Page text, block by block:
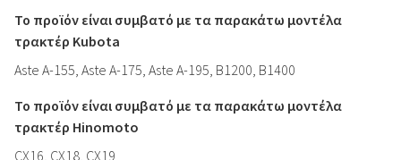
Το προϊόν είναι συμβατό με τα παρακάτω μοντέλα
τρακτέρ Kubota
Aste A-155, Aste A-175, Aste A-195, B1200, B1400
Το προϊόν είναι συμβατό με τα παρακάτω μοντέλα
τρακτέρ Hinomoto
CX16, CX18, CX19